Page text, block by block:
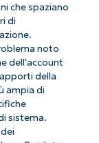
che spaziano
di
noto
dell'account
della
ampia di
sistema.